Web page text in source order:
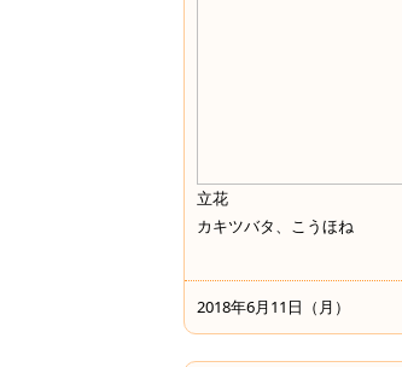
立花
カキツバタ、こうほね
2018年6月11日（月）